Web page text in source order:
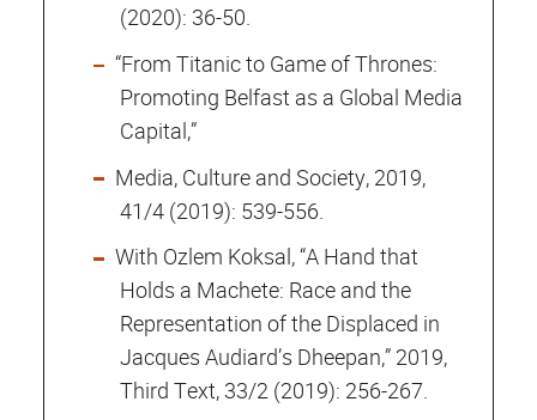
(2020): 36-50.
“From Titanic to Game of Thrones:
Promoting Belfast as a Global Media
Capital,”
Media, Culture and Society, 2019,
41/4 (2019): 539-556.
With Ozlem Koksal, “A Hand that
Holds a Machete: Race and the
Representation of the Displaced in
Jacques Audiard’s Dheepan,” 2019,
Third Text, 33/2 (2019): 256-267.